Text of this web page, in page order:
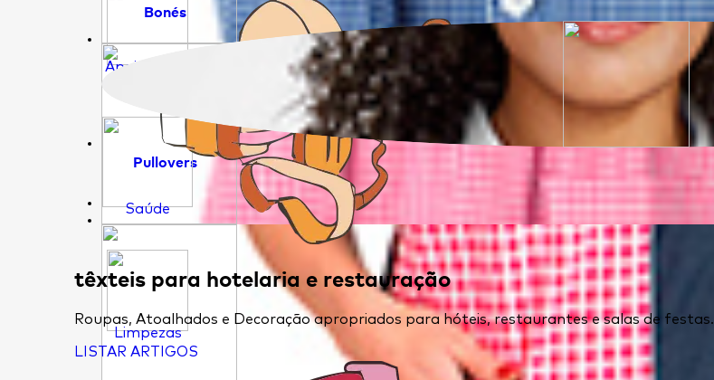
têxteis para hotelaria e restauração
Roupas, Atoalhados e Decoração apropriados para hóteis, restaurantes e salas de festas.
LISTAR ARTIGOS
Bonés
Pullovers
Apoio Social
Saúde
Limpezas